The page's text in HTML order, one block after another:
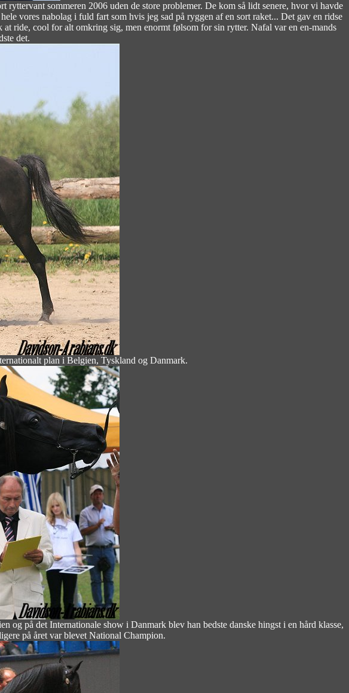
sommeren 2006 uden de store problemer. De kom så lidt senere, hvor vi havde
vores nabolag i fuld fart som hvis jeg sad på ryggen af en sort raket... Det gav en ridse
ride, cool for alt omkring sig, men enormt følsom for sin rytter. Nafal var en en-mands
det.
plan i Belgien, Tyskland og Danmark.
på det Internationale show i Danmark blev han bedste danske hingst i en hård klasse,
på året var blevet National Champion.